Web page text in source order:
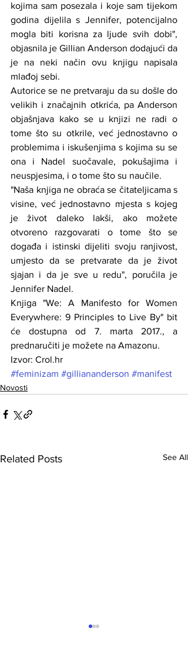
kojima sam posezala i koje sam tijekom
godina dijelila s Jennifer, potencijalno
mogla biti korisna za ljude svih dobi",
objasnila je Gillian Anderson dodajući da
je na neki način ovu knjigu napisala
mlađoj sebi.
Autorice se ne pretvaraju da su došle do
velikih i značajnih otkrića, pa Anderson
objašnjava kako se u knjizi ne radi o
tome što su otkrile, već jednostavno o
problemima i iskušenjima s kojima su se
ona i Nadel suočavale, pokušajima i
neuspjesima, i o tome što su naučile.
"Naša knjiga ne obraća se čitateljicama s
visine, već jednostavno mjesta s kojeg
je život daleko lakši, ako možete
otvoreno razgovarati o tome što se
događa i istinski dijeliti svoju ranjivost,
umjesto da se pretvarate da je život
sjajan i da je sve u redu", poručila je
Jennifer Nadel.
Knjiga "We: A Manifesto for Women
Everywhere: 9 Principles to Live By" bit
će dostupna od 7. marta 2017., a
prednaručiti je možete na Amazonu.
Izvor: Crol.hr
#feminizam #gilliananderson #manifest
Novosti
Related Posts See All